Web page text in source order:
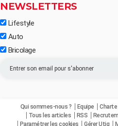
NEWSLETTERS
Lifestyle
Auto
Bricolage
Qui sommes-nous ? Equipe
Tous les articles
RSS
Paramétrer les cookies
Gérer Utiq